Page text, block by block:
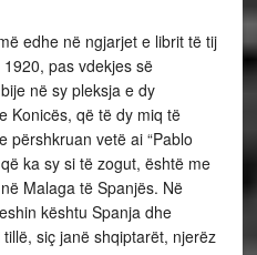
edhe në ngjarjet e librit të tij
pas vdekjes së
në sy pleksja e dy
Konicës, që të dy miq të
përshkruan vetë ai “Pablo
ka sy si të zogut, është me
Malaga të Spanjës. Në
kështu Spanja dhe
siç janë shqiptarët, njerëz